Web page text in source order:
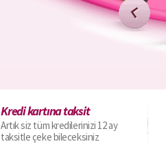
Kredi kartına taksit
Artık siz tüm kredilerinizi 12 ay
taksitle çeke bileceksiniz